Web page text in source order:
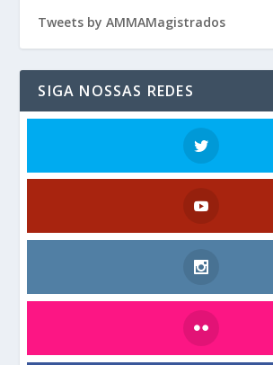
Tweets by AMMAMagistrados
SIGA NOSSAS REDES